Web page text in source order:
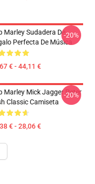
Marley Sudadera De
Perfecta De Música
€ - 44,11 €
-20%
Marley Mick Jagger Peter
Classic Camiseta
€ - 28,06 €
-20%